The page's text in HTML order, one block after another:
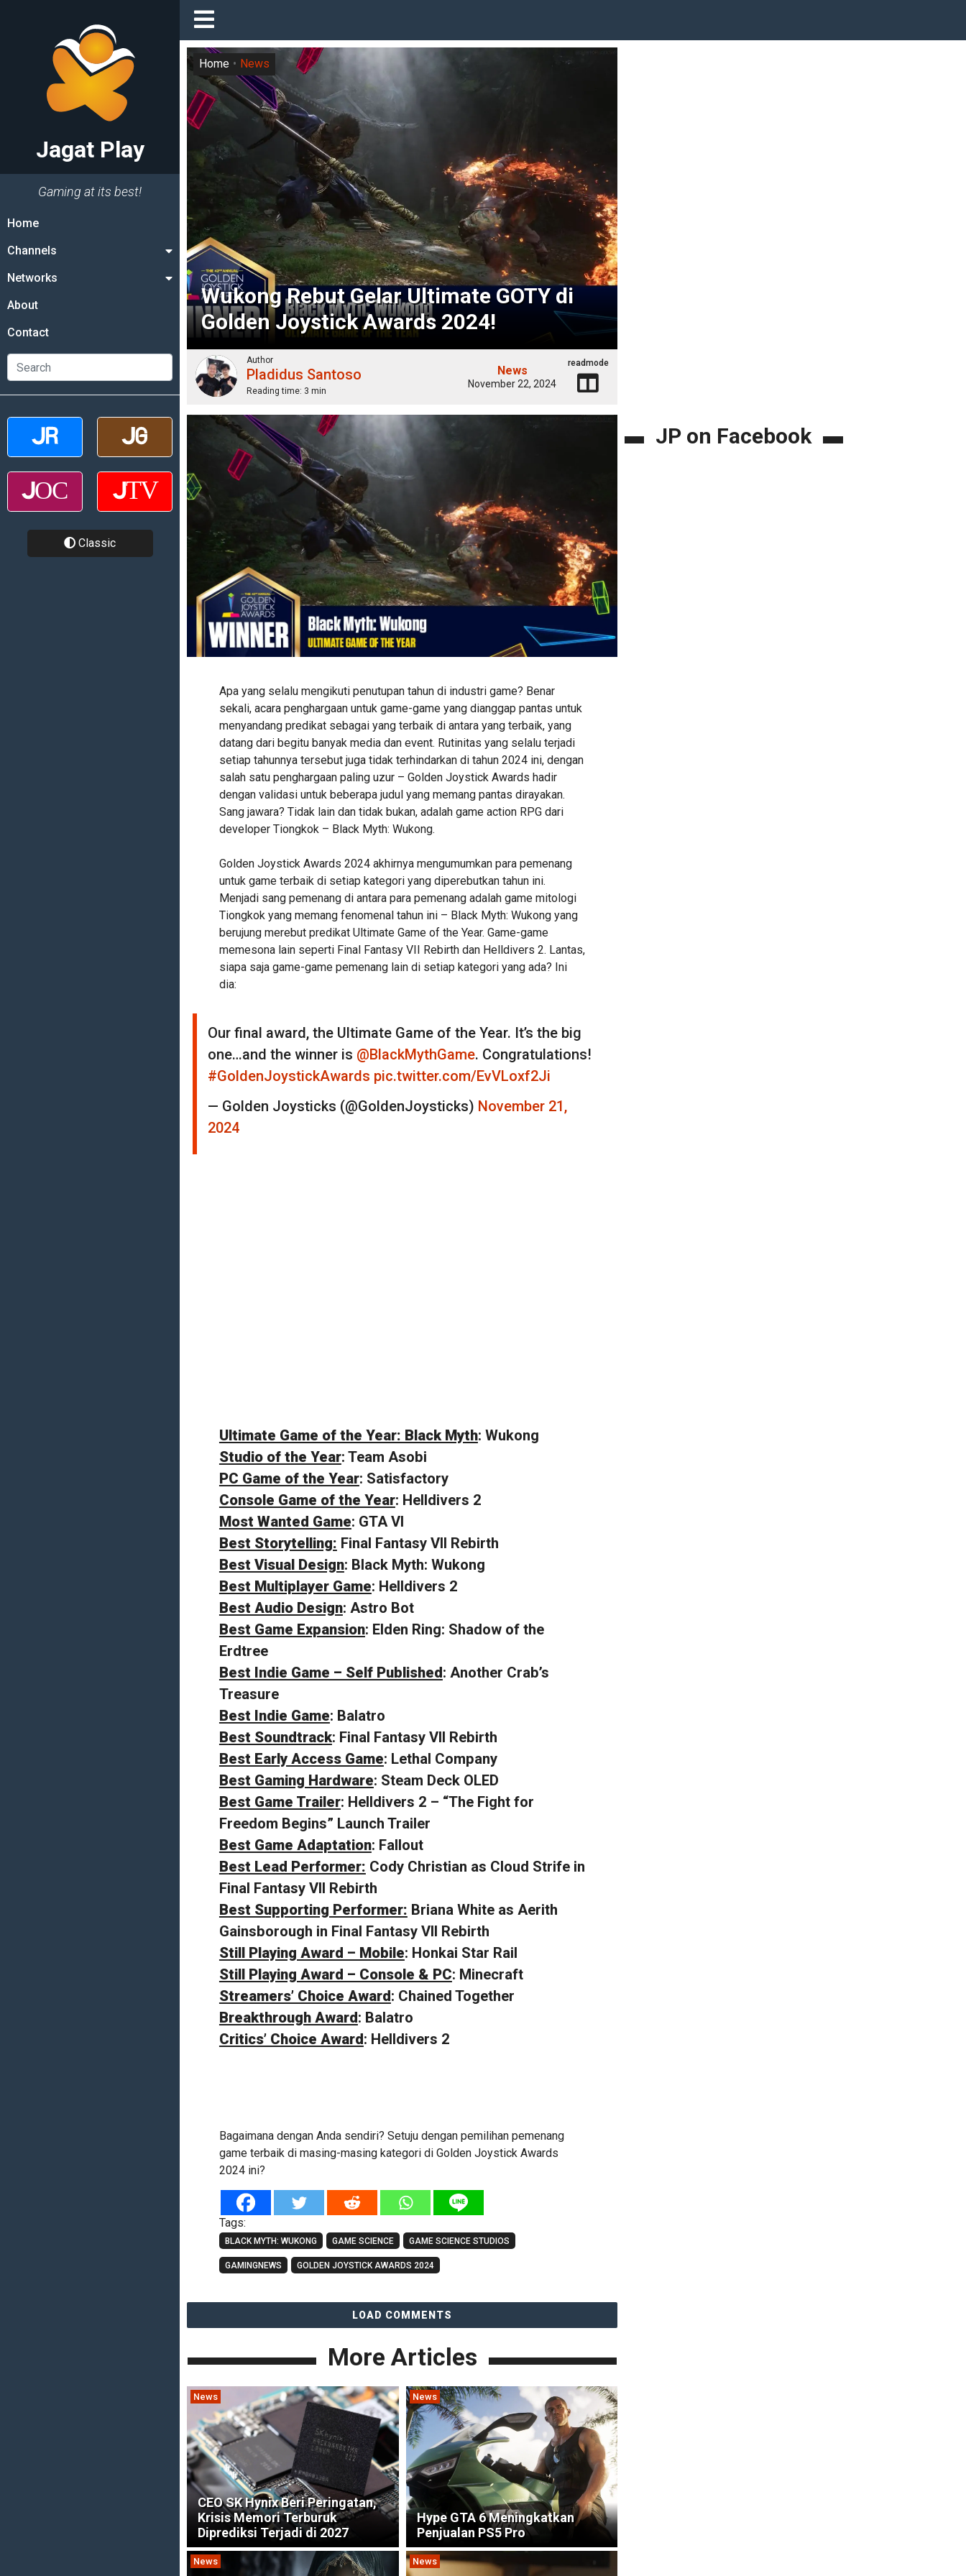
Jagat Play
Gaming at its best!
Home
Channels
Networks
About
Contact
Classic
Wukong Rebut Gelar Ultimate GOTY di
Golden Joystick Awards 2024!
Home News
Author
Pladidus Santoso
Reading time: 3 min
News
November 22, 2024
readmode
Apa yang selalu mengikuti penutupan tahun di industri game? Benar
sekali, acara penghargaan untuk game-game yang dianggap pantas untuk
menyandang predikat sebagai yang terbaik di antara yang terbaik, yang
datang dari begitu banyak media dan event. Rutinitas yang selalu terjadi
setiap tahunnya tersebut juga tidak terhindarkan di tahun 2024 ini, dengan
salah satu penghargaan paling uzur – Golden Joystick Awards hadir
dengan validasi untuk beberapa judul yang memang pantas dirayakan.
Sang jawara? Tidak lain dan tidak bukan, adalah game action RPG dari
developer Tiongkok – Black Myth: Wukong.
Golden Joystick Awards 2024 akhirnya mengumumkan para pemenang
untuk game terbaik di setiap kategori yang diperebutkan tahun ini.
Menjadi sang pemenang di antara para pemenang adalah game mitologi
Tiongkok yang memang fenomenal tahun ini – Black Myth: Wukong yang
berujung merebut predikat Ultimate Game of the Year. Game-game
memesona lain seperti Final Fantasy VII Rebirth dan Helldivers 2. Lantas,
siapa saja game-game pemenang lain di setiap kategori yang ada? Ini
dia:
Our final award, the Ultimate Game of the Year. It’s the big
one…and the winner is @BlackMythGame. Congratulations!
#GoldenJoystickAwards pic.twitter.com/EvVLoxf2Ji
— Golden Joysticks (@GoldenJoysticks) November 21,
2024
Ultimate Game of the Year: Black Myth: Wukong
Studio of the Year: Team Asobi
PC Game of the Year: Satisfactory
Console Game of the Year: Helldivers 2
Most Wanted Game: GTA VI
Best Storytelling: Final Fantasy VII Rebirth
Best Visual Design: Black Myth: Wukong
Best Multiplayer Game: Helldivers 2
Best Audio Design: Astro Bot
Best Game Expansion: Elden Ring: Shadow of the
Erdtree
Best Indie Game – Self Published: Another Crab’s
Treasure
Best Indie Game: Balatro
Best Soundtrack: Final Fantasy VII Rebirth
Best Early Access Game: Lethal Company
Best Gaming Hardware: Steam Deck OLED
Best Game Trailer: Helldivers 2 – “The Fight for
Freedom Begins” Launch Trailer
Best Game Adaptation: Fallout
Best Lead Performer: Cody Christian as Cloud Strife in
Final Fantasy VII Rebirth
Best Supporting Performer: Briana White as Aerith
Gainsborough in Final Fantasy VII Rebirth
Still Playing Award – Mobile: Honkai Star Rail
Still Playing Award – Console & PC: Minecraft
Streamers’ Choice Award: Chained Together
Breakthrough Award: Balatro
Critics’ Choice Award: Helldivers 2
Bagaimana dengan Anda sendiri? Setuju dengan pemilihan pemenang
game terbaik di masing-masing kategori di Golden Joystick Awards
2024 ini?
Tags:
BLACK MYTH: WUKONG GAME SCIENCE GAME SCIENCE STUDIOS
GAMINGNEWS GOLDEN JOYSTICK AWARDS 2024
LOAD COMMENTS
More Articles
News
CEO SK Hynix Beri Peringatan,
Krisis Memori Terburuk
Diprediksi Terjadi di 2027
News
Hype GTA 6 Meningkatkan
Penjualan PS5 Pro
News News
JP on Facebook